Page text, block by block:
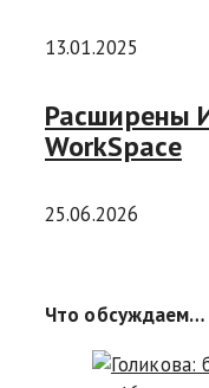
13.01.2025
Расширены
WorkSpace
25.06.2026
Что обсуждаем…